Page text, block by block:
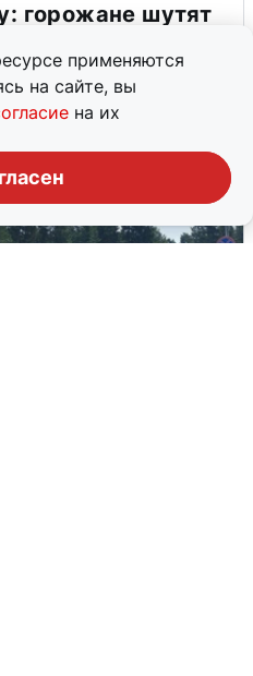
применяются
на сайте, вы
на их
горожане шутят